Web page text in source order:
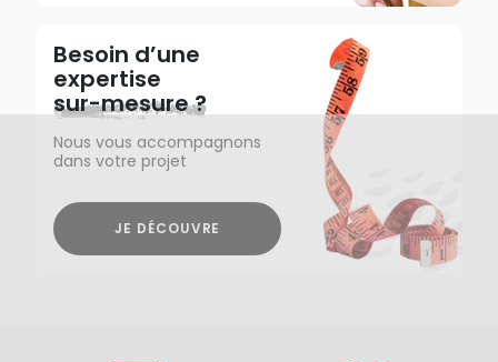
Besoin d’une
expertise
sur-mesure ?
Nous vous accompagnons
dans votre projet
JE DÉCOUVRE